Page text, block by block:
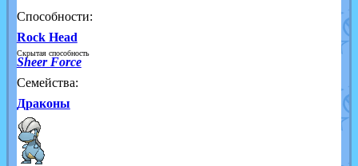
Способности:
Rock Head
Скрытая способность
Sheer Force
Семейства:
Драконы